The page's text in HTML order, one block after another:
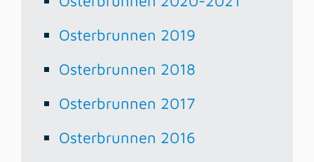
Osterbrunnen 2019
Osterbrunnen 2018
Osterbrunnen 2017
Osterbrunnen 2016